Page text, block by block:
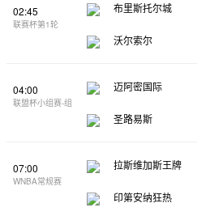
02:45
联赛杯第1轮
布里斯托尔城
沃尔索尔
04:00
联盟杯小组赛-组
迈阿密国际
圣路易斯
07:00
WNBA常规赛
拉斯维加斯王牌
印第安纳狂热